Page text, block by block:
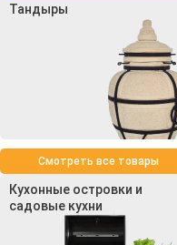
Тандыры
Смотреть все товары
Кухонные островки и
садовые кухни